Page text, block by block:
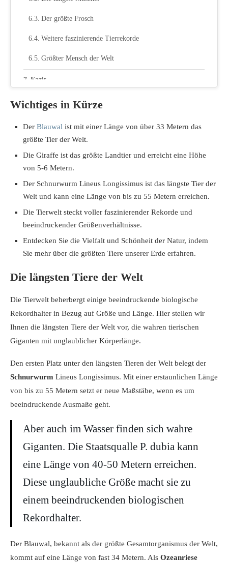
Der größte Frosch
Weitere faszinierende Tierrekorde
Größter Mensch der Welt
Fazit
Wichtiges in Kürze
Der Blauwal ist mit einer Länge von über 33 Metern das
größte Tier der Welt.
Die Giraffe ist das größte Landtier und erreicht eine Höhe
von 5-6 Metern.
Der Schnurwurm Lineus Longissimus ist das längste Tier der
Welt und kann eine Länge von bis zu 55 Metern erreichen.
Die Tierwelt steckt voller faszinierender Rekorde und
beeindruckender Größenverhältnisse.
Entdecken Sie die Vielfalt und Schönheit der Natur, indem
Sie mehr über die größten Tiere unserer Erde erfahren.
Die längsten Tiere der Welt
Die Tierwelt beherbergt einige beeindruckende biologische
Rekordhalter in Bezug auf Größe und Länge. Hier stellen wir
Ihnen die längsten Tiere der Welt vor, die wahren tierischen
Giganten mit unglaublicher Körperlänge.
Den ersten Platz unter den längsten Tieren der Welt belegt der
Schnurwurm Lineus Longissimus. Mit einer erstaunlichen Länge
von bis zu 55 Metern setzt er neue Maßstäbe, wenn es um
beeindruckende Ausmaße geht.
Aber auch im Wasser finden sich wahre
Giganten. Die Staatsqualle P. dubia kann
eine Länge von 40-50 Metern erreichen.
Diese unglaubliche Größe macht sie zu
einem beeindruckenden biologischen
Rekordhalter.
Der Blauwal, bekannt als der größte Gesamtorganismus der Welt,
kommt auf eine Länge von fast 34 Metern. Als Ozeanriese